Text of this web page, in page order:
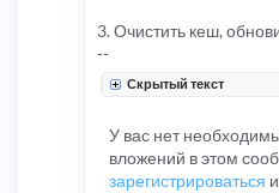
3. Очистить кеш,
--
Скрытый текст
У вас нет
вложений в этом
зарегистрироваться